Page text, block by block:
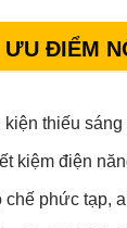
ƯU ĐIỂM
thiếu
kiệm điện
phức tạp,